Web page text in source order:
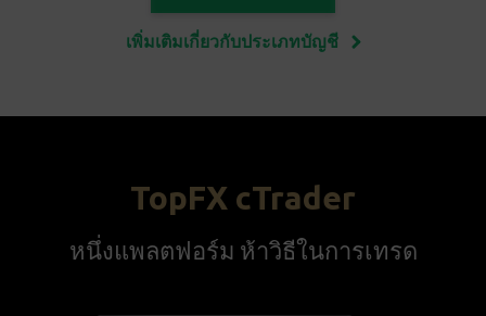
เพิ่มเติมเกี่ยวกับประเภทบัญชี
TopFX cTrader
หนึ่งแพลตฟอร์ม ห้าวิธีในการเทรด